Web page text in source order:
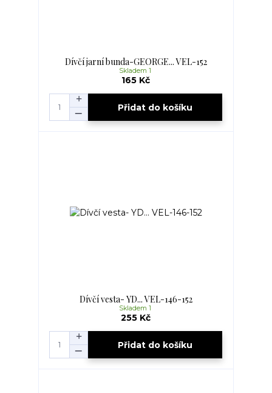
Dívčí jarní bunda-GEORGE... VEL-152
165 Kč
Skladem 1
Přidat do košíku
Dívčí vesta- YD... VEL-146-152
255 Kč
Skladem 1
Přidat do košíku